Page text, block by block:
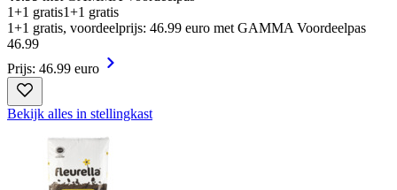
1+1 gratis1+1 gratis
1+1 gratis, voordeelprijs: 46.99 euro met GAMMA Voordeelpas
46.99
Prijs: 46.99 euro
Bekijk alles in stellingkast